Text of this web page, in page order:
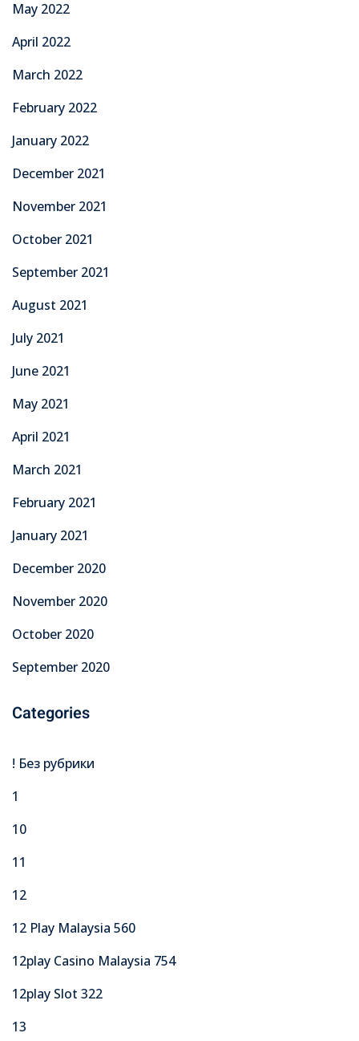
May 2022
April 2022
March 2022
February 2022
January 2022
December 2021
November 2021
October 2021
September 2021
August 2021
July 2021
June 2021
May 2021
April 2021
March 2021
February 2021
January 2021
December 2020
November 2020
October 2020
September 2020
Categories
! Без рубрики
1
10
11
12
12 Play Malaysia 560
12play Casino Malaysia 754
12play Slot 322
13